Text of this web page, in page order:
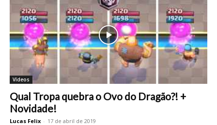
Vídeos
Qual Tropa quebra o Ovo do Dragão?! +
Novidade!
Lucas Felix - 17 de abril de 2019